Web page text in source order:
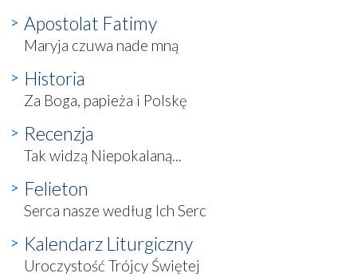
Apostolat Fatimy
Maryja czuwa nade mną
Historia
Za Boga, papieża i Polskę
Recenzja
Tak widzą Niepokalaną...
Felieton
Serca nasze według Ich Serc
Kalendarz Liturgiczny
Uroczystość Trójcy Świętej